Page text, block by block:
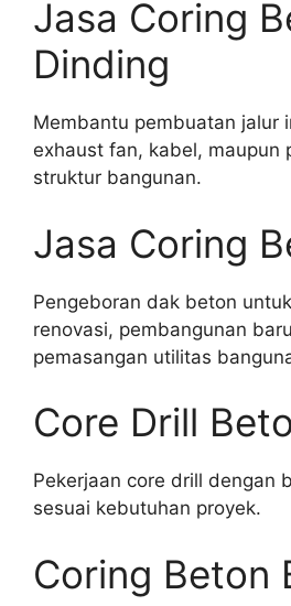
Jasa Coring
Dinding
Membantu pembuatan jalur
exhaust fan, kabel, maupun
struktur bangunan.
Jasa Coring
Pengeboran dak beton
renovasi, pembangunan
pemasangan utilitas
Core Drill
Pekerjaan core drill dengan
sesuai kebutuhan proyek.
Coring Beton